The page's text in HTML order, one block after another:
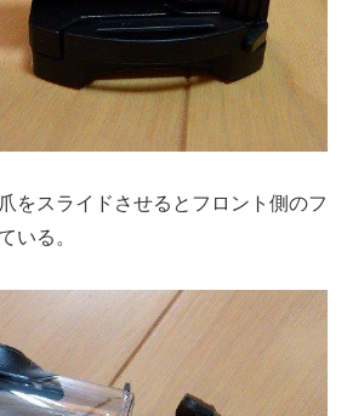
をスライドさせるとフロント側のフ
いる。